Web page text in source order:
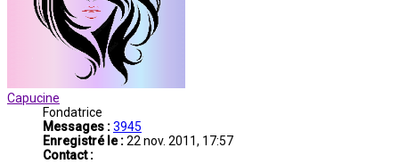
Capucine
Fondatrice
Messages :3945
Enregistré le :22 nov. 2011, 17:57
Contact :